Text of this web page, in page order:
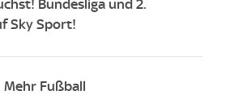
Bundesliga und 2.
Sky Sport!​
Mehr Fußball